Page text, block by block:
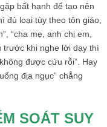
bất hạnh để tạo nên
đủ loại tùy theo tôn giáo,
“cha mẹ, anh chị em,
trước khi nghe lời dạy thì
được cứu rỗi”. Hay
địa ngục” chẳng
SOÁT SUY